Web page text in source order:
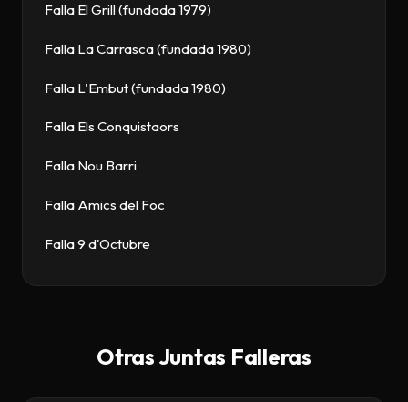
Falla El Grill (fundada 1979)
Falla La Carrasca (fundada 1980)
Falla L'Embut (fundada 1980)
Falla Els Conquistaors
Falla Nou Barri
Falla Amics del Foc
Falla 9 d'Octubre
Otras Juntas Falleras